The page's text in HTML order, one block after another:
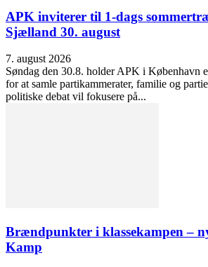
APK inviterer til 1-dags
Sjælland 30. august
7. august 2026
Søndag den 30.8. holder APK i København
for at samle partikammerater, familie og
politiske debat vil fokusere på...
Brændpunkter i klassekampen –
Kamp